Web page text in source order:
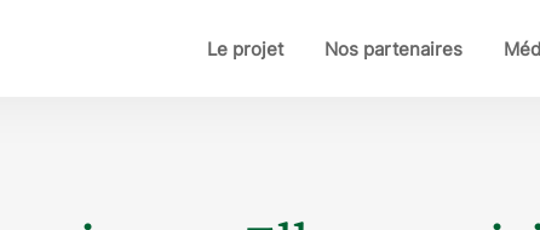
Le projet Nos partenaires